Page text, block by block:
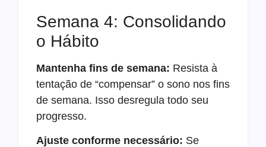
Semana 4: Consolidando
o Hábito
Mantenha fins de semana: Resista à
tentação de “compensar” o sono nos fins
de semana. Isso desregula todo seu
progresso.
Ajuste conforme necessário: Se